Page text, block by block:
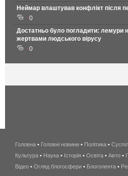
Неймар влаштував конфлікт після
0
Достатньо було погладити: лемури
жертвами людського вірусу
0
Головна • Головні новини • Політика •
Культура • Наука • Історія • Освіта • Авто •
Відео • Огляд блогосфери • Блоголента •